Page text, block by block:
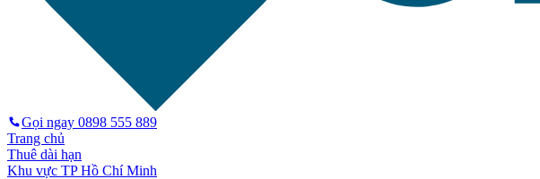
Gọi ngay 0898 555 889
Trang chủ
Thuê dài hạn
Khu vực TP Hồ Chí Minh